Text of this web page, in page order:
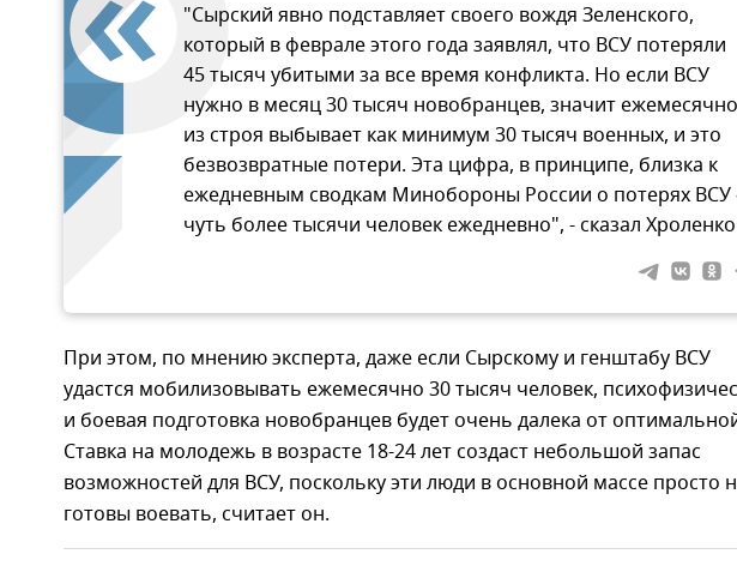
"Сырский явно подставляет своего вождя Зеленского,
который в феврале этого года заявлял, что ВСУ потеряли
45 тысяч убитыми за все время конфликта. Но если ВСУ
нужно в месяц 30 тысяч новобранцев, значит ежемесячно
из строя выбывает как минимум 30 тысяч военных, и это
безвозвратные потери. Эта цифра, в принципе, близка к
ежедневным сводкам Минобороны России о потерях ВСУ
чуть более тысячи человек ежедневно", - сказал
При этом, по мнению эксперта, даже если Сырскому и генштабу ВСУ
удастся мобилизовывать ежемесячно 30 тысяч человек,
и боевая подготовка новобранцев будет очень далека от
Ставка на молодежь в возрасте 18-24 лет создаст небольшой запас
возможностей для ВСУ, поскольку эти люди в основной массе просто
готовы воевать, считает он.